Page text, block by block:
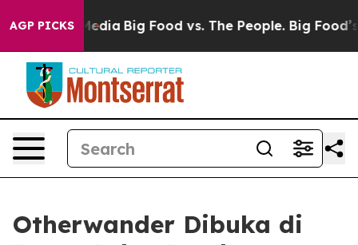
AGP PICKS
Media Big Food vs. The People. Big Food’s 239
Otherwander Dibuka di